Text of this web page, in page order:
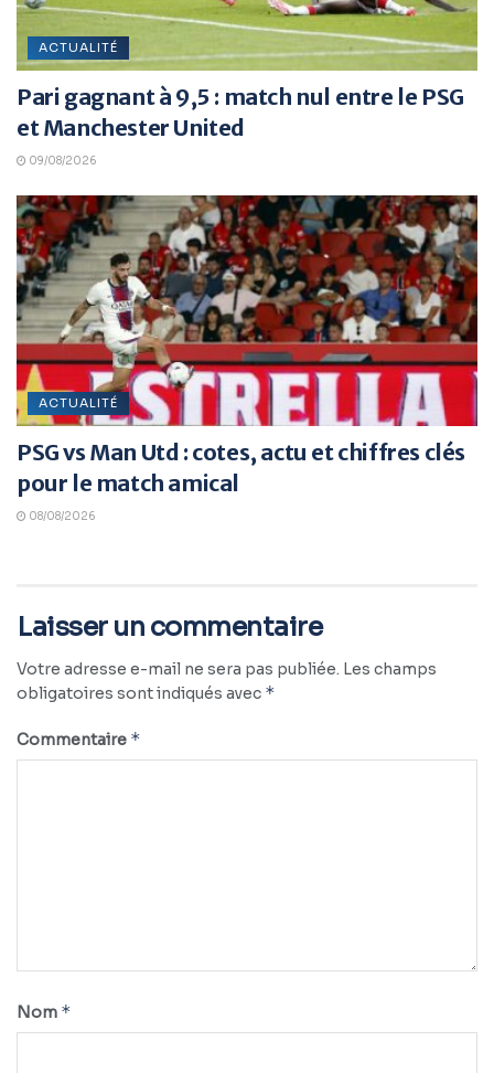
ACTUALITÉ
Pari gagnant à 9,5 : match nul entre le PSG
et Manchester United
09/08/2026
ACTUALITÉ
PSG vs Man Utd : cotes, actu et chiffres clés
pour le match amical
08/08/2026
Laisser un commentaire
Votre adresse e-mail ne sera pas publiée. Les champs
obligatoires sont indiqués avec *
Commentaire *
Nom *